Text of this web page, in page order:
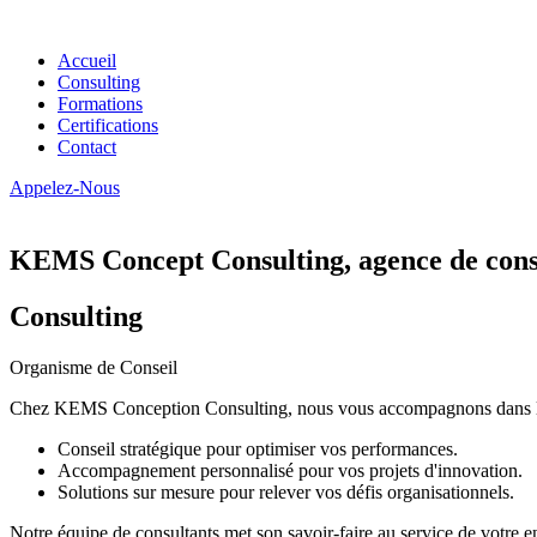
Accueil
Consulting
Formations
Certifications
Contact
Appelez-Nous
KEMS Concept Consulting, agence de
Consulting
Organisme de Conseil
Chez KEMS Conception Consulting, nous vous accompagnons
Conseil stratégique pour optimiser vos performances.
Accompagnement personnalisé pour vos projets d'innovation.
Solutions sur mesure pour relever vos défis organisationnels.
Notre équipe de consultants met son savoir-faire au service de votre